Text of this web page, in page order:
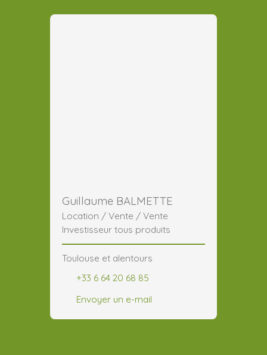
Guillaume BALMETTE
Location / Vente / Vente
Investisseur tous produits
Toulouse et alentours
+33 6 64 20 68 85
Envoyer un e-mail